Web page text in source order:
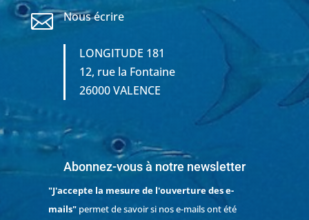
 Nous écrire
LONGITUDE 181
12, rue la Fontaine
26000 VALENCE
Abonnez-vous à notre newsletter
"J'accepte la mesure de l'ouverture des e-
mails"permet de savoir si nos e-mails ont été